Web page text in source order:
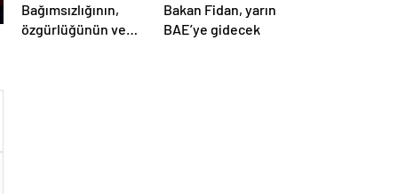
Bağımsızlığının,
özgürlüğünün ve
Bakan Fidan, yarın
BAE’ye gidecek